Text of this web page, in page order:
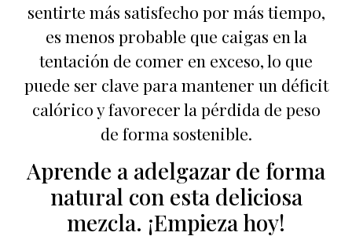
sentirte más satisfecho por más tiempo,
es menos probable que caigas en la
tentación de comer en exceso, lo que
puede ser clave para mantener un déficit
calórico y favorecer la pérdida de peso
de forma sostenible.
Aprende a adelgazar de forma
natural con esta deliciosa
mezcla. ¡Empieza hoy!